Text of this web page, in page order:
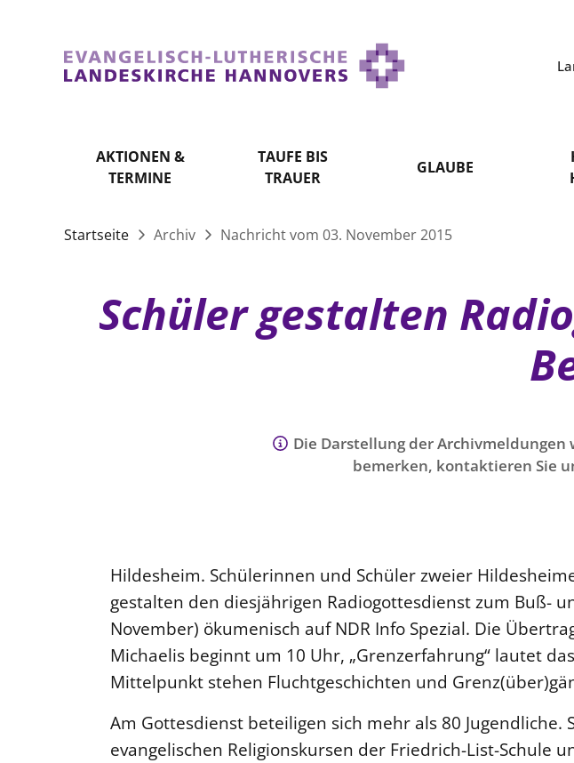
AKTIONEN &
TERMINE
TAUFE BIS
TRAUER
GLAUBE
Startseite Archiv Nachricht vom 03. November 2015
Schüler gestalten
Die Darstellung der
bemerken, kontaktieren Sie
Hildesheim. Schülerinnen und Schüler zweier
gestalten den diesjährigen Radiogottesdienst zum Buß-
November) ökumenisch auf NDR Info Spezial. Die
Michaelis beginnt um 10 Uhr, „Grenzerfahrung“ lautet
Mittelpunkt stehen Fluchtgeschichten und
Am Gottesdienst beteiligen sich mehr als 80 Jugendliche.
evangelischen Religionskursen der Friedrich-List-Schule